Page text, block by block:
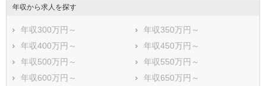
年収から求人を探す
年収300万円～
年収350万円～
年収400万円～
年収450万円～
年収500万円～
年収550万円～
年収600万円～
年収650万円～